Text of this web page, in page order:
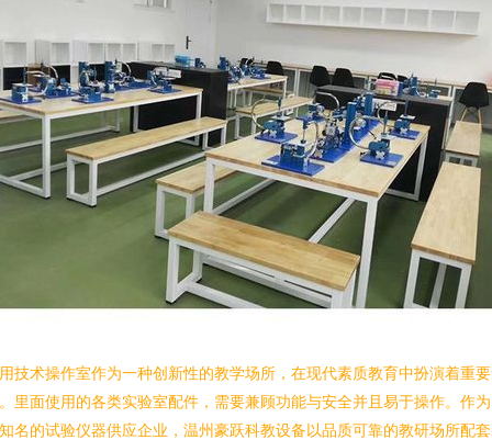
技术操作室作为一种创新性的教学场所，在现代素质教育中扮演着重
里面使用的各类实验室配件，需要兼顾功能与安全并且易于操作。作
名的试验仪器供应企业，温州豪跃科教设备以品质可靠的教研场所配